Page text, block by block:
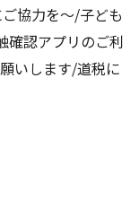
協力を～/子ども
確認アプリのご利
いします/道税に